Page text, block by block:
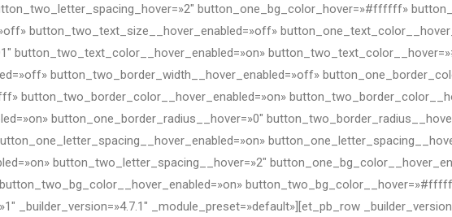
button_one_bg_color_hover=»#ffffff»
button_two_text_size__hover_enabled=»off»
button_two_text_color__hover_enabled=»on»
button_two_border_width__hover_enabled=»off»
button_two_border_color__hover_enabled=»on»
button_one_border_radius__hover=»0″
button_two_letter_spacing__hover=»2″
_builder_version=»4.7.1″ _module_preset=»default»][et_pb_row